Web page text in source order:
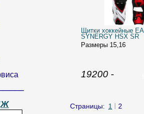
Щитки хоккейные
SYNERGY HSX SR
Размеры 15,16
19200 -
Страницы: 1 2